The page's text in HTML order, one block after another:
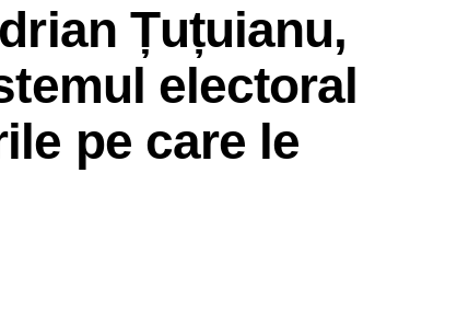
Țuțuianu,
electoral
pe care le